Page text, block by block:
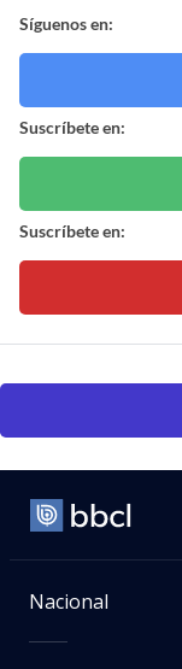
Síguenos en:
Suscríbete en:
Suscríbete en:
Nacional